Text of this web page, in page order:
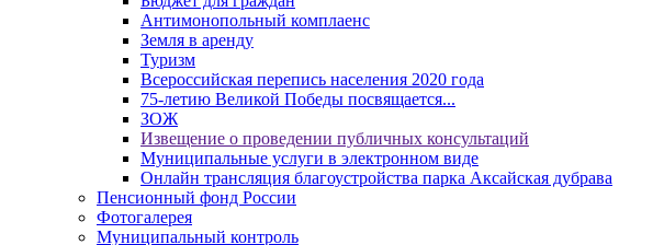
Антимонопольный комплаенс
Земля в аренду
Туризм
Всероссийская перепись населения 2020 года
75-летию Великой Победы посвящается...
ЗОЖ
Извещение о проведении публичных консультаций
Муниципальные услуги в электронном виде
Онлайн трансляция благоустройства парка Аксайская дубрава
Пенсионный фонд России
Фотогалерея
Муниципальный контроль